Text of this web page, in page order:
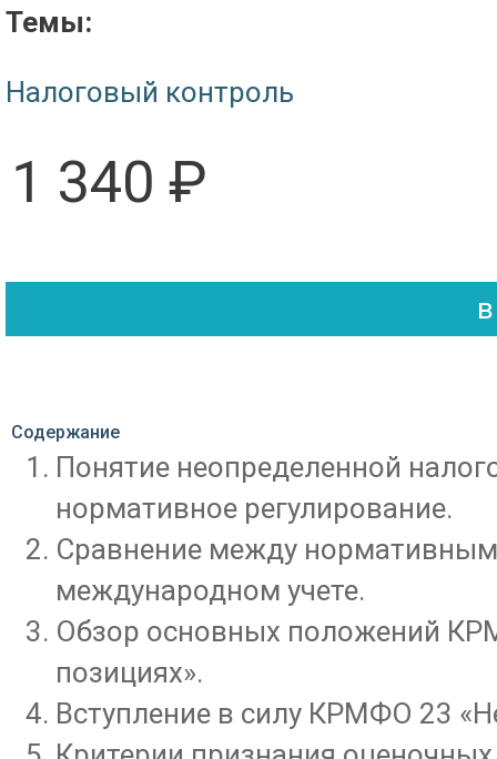
Темы:
Налоговый контроль
1 340 ₽
Содержание
Понятие неопределенной
нормативное регулирование.
Сравнение между
международном учете.
Обзор основных положений
позициях».
Вступление в силу КРМФО 23